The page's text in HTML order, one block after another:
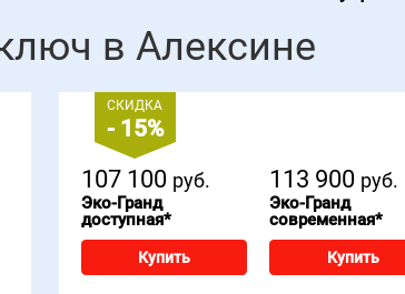
в Алексине
СКИДКА
- 15%
107 100 руб.
Эко-Гранд
доступная*
Купить
113 900 руб.
Эко-Гранд
современная*
Купить